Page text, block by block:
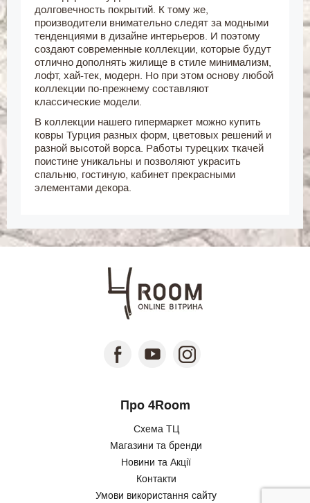
долговечность покрытий. К тому же,
производители внимательно следят за модными
тенденциями в дизайне интерьеров. И поэтому
создают современные коллекции, которые будут
отлично дополнять жилище в стиле минимализм,
лофт, хай-тек, модерн. Но при этом основу любой
коллекции по-прежнему составляют
классические модели.
В коллекции нашего гипермаркет можно купить
ковры Турция разных форм, цветовых решений и
разной высотой ворса. Работы турецких ткачей
поистине уникальны и позволяют украсить
спальню, гостиную, кабинет прекрасными
элементами декора.
Про 4Room
Схема ТЦ
Магазини та бренди
Новини та Акції
Контакти
Умови використання сайту